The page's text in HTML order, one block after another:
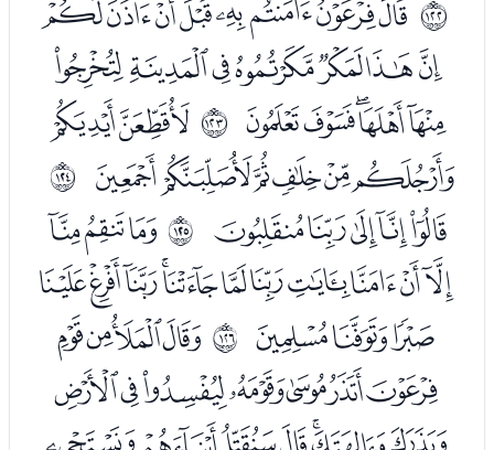
ﱹ ﭚﭛﭜﭝﭞﭟﭠﭡﭢ
ﭣﭤﭥﭦﭧﭨﭩ
ﭪﭫﭬﭭﭮ ﱺ ﭰﭱ
ﭲﭳﭴﭵﭶﭷ ﱻ
ﭹﭺﭻﭼﭽ ﱼ ﭿﮀﮁ
ﮂﮃﮄﮅﮆﮇﮈﮉﮊﮋﮌ
ﮍﮎﮏ ﱽ ﮑﮒﮓﮔ
ﮕﮖﮗﮘﮙﮚﮛ